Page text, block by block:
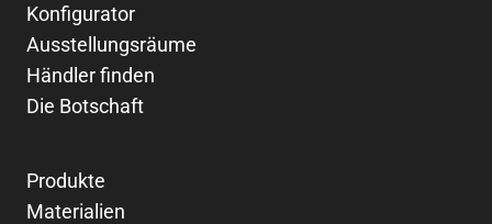
Konfigurator
Ausstellungsräume
Händler finden
Die Botschaft
Produkte
Materialien